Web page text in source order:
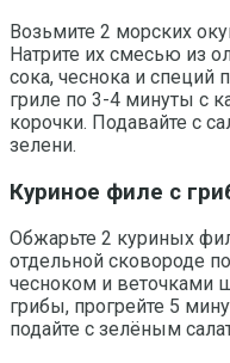
Возьмите 2 морских
Натрите их смесью из
сока, чеснока и специй
гриле по 3-4 минуты с
корочки. Подавайте с
зелени.
Куриное филе с
Обжарьте 2 куриных
отдельной сковороде
чесноком и веточками
грибы, прогрейте 5
подайте с зелёным